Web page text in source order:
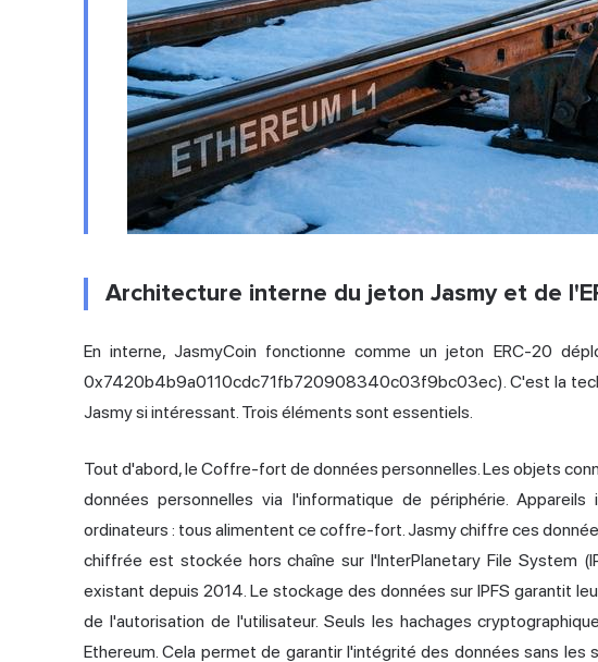
Architecture interne du jeton Jasmy et de
En interne, JasmyCoin fonctionne comme un jeton ERC-20
0x7420b4b9a0110cdc71fb720908340c03f9bc03ec). C'est la
Jasmy si intéressant. Trois éléments sont essentiels.
Tout d'abord, le Coffre-fort de données personnelles. Les objets
données personnelles via l'informatique de périphérie.
ordinateurs : tous alimentent ce coffre-fort. Jasmy chiffre ces
chiffrée est stockée hors chaîne sur l'InterPlanetary File System
existant depuis 2014. Le stockage des données sur IPFS garantit
de l'autorisation de l'utilisateur. Seuls les hachages
Ethereum. Cela permet de garantir l'intégrité des données sans les